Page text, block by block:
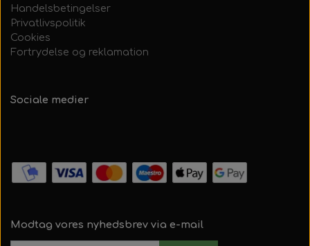
Handelsbetingelser
Privatlivspolitik
Cookies
Fortrydelse og reklamation
Sociale medier
Modtag vores nyhedsbrev via e-mail